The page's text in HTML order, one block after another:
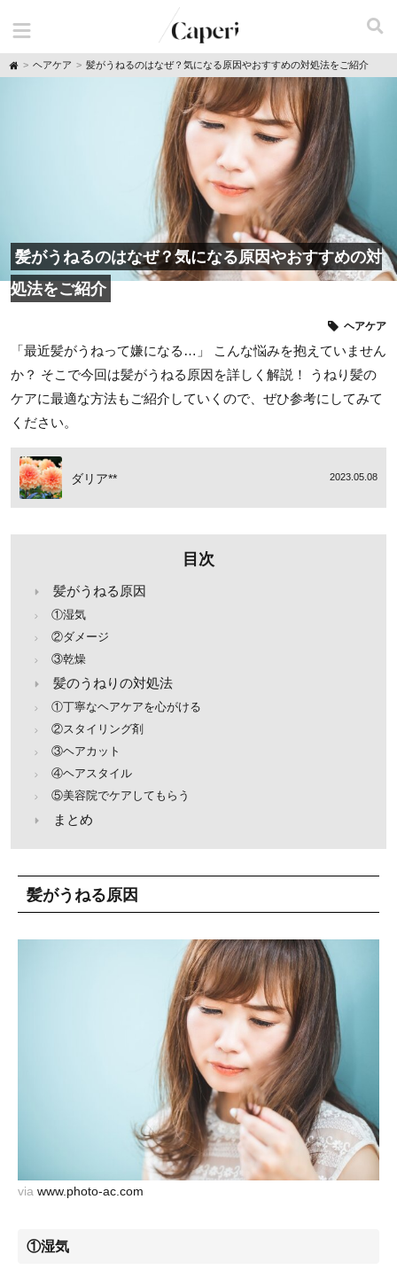
H
o
ヘアケア 髪がうねるのはなぜ？気になる原因やおすすめの対処法をご紹介
髪がうねるのはなぜ？気になる原因やおすすめの対
処法をご紹介
ヘアケア
「最近髪がうねって嫌になる…」 こんな悩みを抱えていません
か？ そこで今回は髪がうねる原因を詳しく解説！ うねり髪の
ケアに最適な方法もご紹介していくので、ぜひ参考にしてみて
ください。
ダリア** 2023.05.08
目次
髪がうねる原因
①湿気
②ダメージ
③乾燥
髪のうねりの対処法
①丁寧なヘアケアを心がける
②スタイリング剤
③ヘアカット
④ヘアスタイル
⑤美容院でケアしてもらう
まとめ
髪がうねる原因
via www.photo-ac.com
①湿気